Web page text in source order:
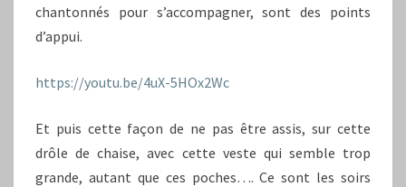
chantonnés pour s’accompagner, sont des points
d’appui.
https://youtu.be/4uX-5HOx2Wc
Et puis cette façon de ne pas être assis, sur cette
drôle de chaise, avec cette veste qui semble trop
grande, autant que ces poches…. Ce sont les soirs